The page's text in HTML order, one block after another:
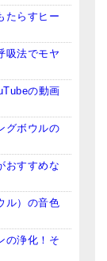
たらすヒー
吸法でモヤ
の動画
グボウルの
おすすめな
ル）の音色
の浄化！そ